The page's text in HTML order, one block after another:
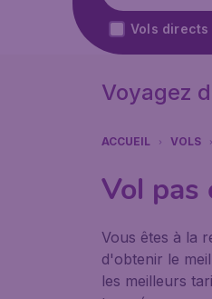
Vols directs
Voyagez
ACCUEIL VOLS
Vol pas
Vous êtes à la
d'obtenir le
les meilleurs